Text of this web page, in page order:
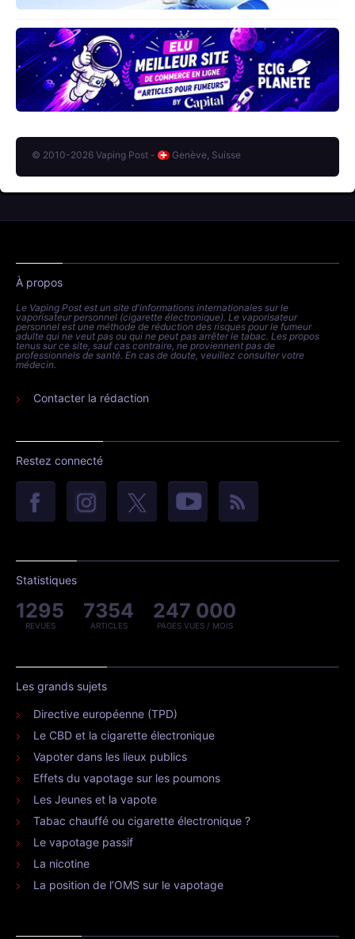
© 2010-2026 Vaping Post - Genève, Suisse
À propos
Le Vaping Post est un site d'informations internationales sur le
vaporisateur personnel (cigarette électronique). Le vaporisateur
personnel est une méthode de réduction des risques pour le fumeur
adulte qui ne veut pas ou qui ne peut pas arrêter le tabac. Les propos
tenus sur ce site, sauf cas contraire, ne proviennent pas de
professionnels de santé. En cas de doute, veuillez consulter votre
médecin.
Contacter la rédaction
Restez connecté
Statistiques
1295
REVUES
7354
ARTICLES
247 000
PAGES VUES / MOIS
Les grands sujets
Directive européenne (TPD)
Le CBD et la cigarette électronique
Vapoter dans les lieux publics
Effets du vapotage sur les poumons
Les Jeunes et la vapote
Tabac chauffé ou cigarette électronique ?
Le vapotage passif
La nicotine
La position de l’OMS sur le vapotage